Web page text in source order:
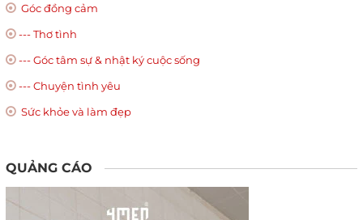
Góc đồng cảm
--- Thơ tình
--- Góc tâm sự & nhật ký cuộc sống
--- Chuyện tình yêu
Sức khỏe và làm đẹp
QUẢNG CÁO